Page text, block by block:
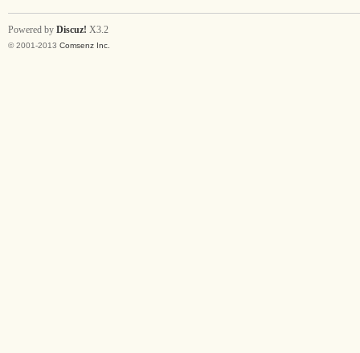
Powered by Discuz! X3.2
© 2001-2013 Comsenz Inc.